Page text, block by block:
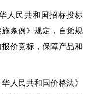
民共和国招标投标
条例》规定，自觉规
价竞标，保障产品和
民共和国价格法》